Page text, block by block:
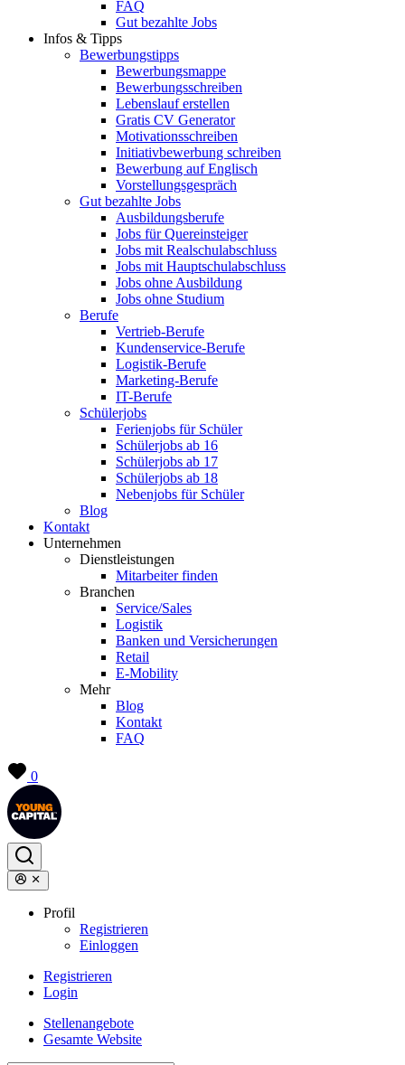
FAQ
Gut bezahlte Jobs
Infos & Tipps
Bewerbungstipps
Bewerbungsmappe
Bewerbungsschreiben
Lebenslauf erstellen
Gratis CV Generator
Motivationsschreiben
Initiativbewerbung schreiben
Bewerbung auf Englisch
Vorstellungsgespräch
Gut bezahlte Jobs
Ausbildungsberufe
Jobs für Quereinsteiger
Jobs mit Realschulabschluss
Jobs mit Hauptschulabschluss
Jobs ohne Ausbildung
Jobs ohne Studium
Berufe
Vertrieb-Berufe
Kundenservice-Berufe
Logistik-Berufe
Marketing-Berufe
IT-Berufe
Schülerjobs
Ferienjobs für Schüler
Schülerjobs ab 16
Schülerjobs ab 17
Schülerjobs ab 18
Nebenjobs für Schüler
Blog
Kontakt
Unternehmen
Dienstleistungen
Mitarbeiter finden
Branchen
Service/Sales
Logistik
Banken und Versicherungen
Retail
E-Mobility
Mehr
Blog
Kontakt
FAQ
0
Profil
Registrieren
Einloggen
Registrieren
Login
Stellenangebote
Gesamte Website